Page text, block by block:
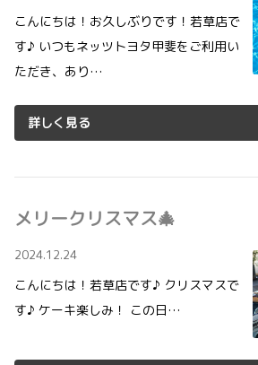
こんにちは！お久しぶりです！若草店で
す♪ いつもネッツトヨタ甲斐をご利用い
ただき、あり…
詳しく見る
メリークリスマス🎄
2024.12.24
こんにちは！若草店です♪ クリスマスで
す♪ ケーキ楽しみ！ この日…